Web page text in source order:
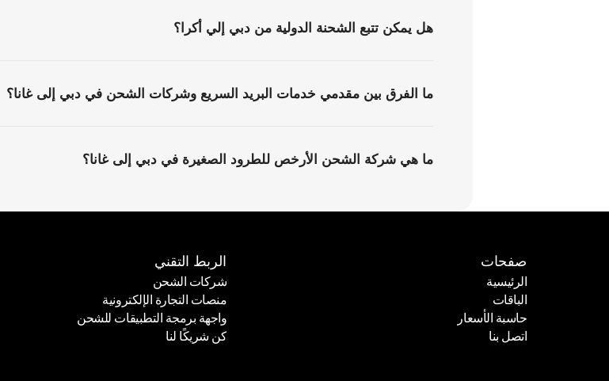
هل يمكن تتبع الشحنة الدولية من دبي إلي أكرا؟
ما الفرق بين مقدمي خدمات البريد السريع وشركات الشحن في دبي إلى غانا؟
ما هي شركة الشحن الأرخص للطرود الصغيرة في دبي إلى غانا؟
صفحات
الرئيسية
الرئيسية
الباقات
الباقات
حاسبة الأسعار
حاسبة الأسعار
اتصل بنا
الربط التقني
شركات الشحن
شركات الشحن
منصات التجارة الإلكترونية
منصات التجارة الإلكترونية
واجهة برمجة التطبيقات للشحن
واجهة برمجة التطبيقات للشحن
كن شريكًا لنا